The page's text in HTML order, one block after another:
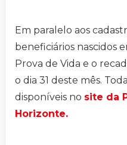
Em paralelo aos
beneficiários nascidos
Prova de Vida e o
o dia 31 deste mês.
disponíveis no site da
Horizonte.